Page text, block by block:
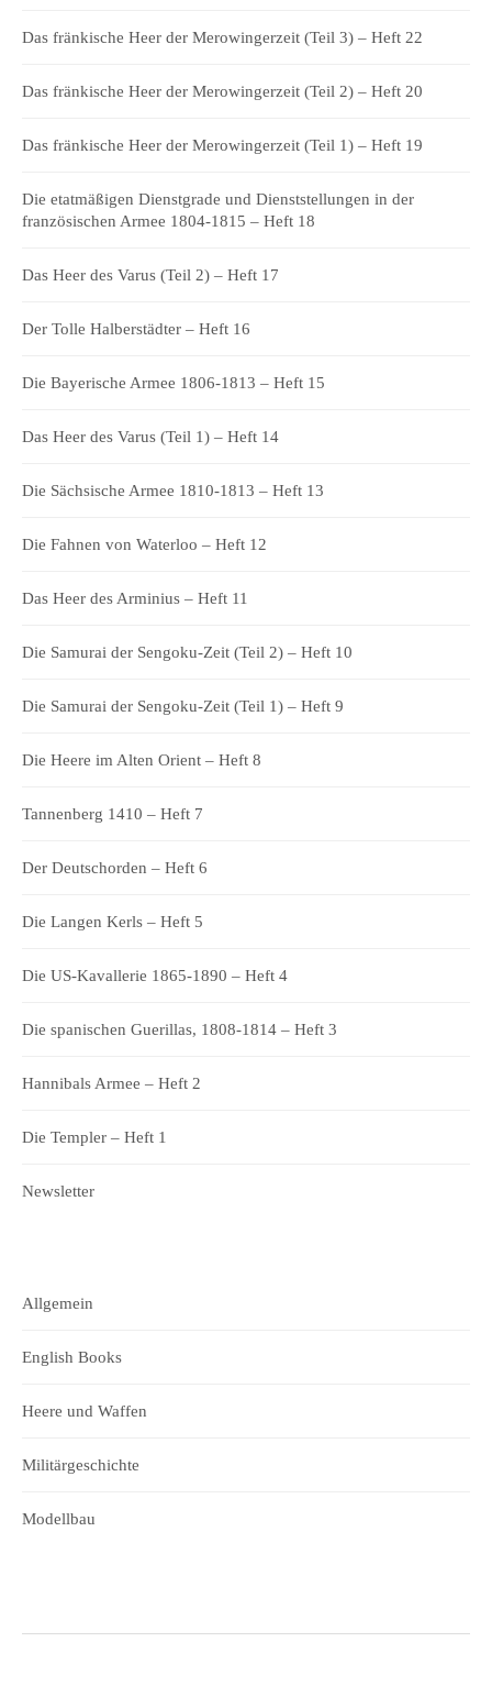
Das fränkische Heer der Merowingerzeit (Teil 3) – Heft 22
Das fränkische Heer der Merowingerzeit (Teil 2) – Heft 20
Das fränkische Heer der Merowingerzeit (Teil 1) – Heft 19
Die etatmäßigen Dienstgrade und Dienststellungen in der
französischen Armee 1804-1815 – Heft 18
Das Heer des Varus (Teil 2) – Heft 17
Der Tolle Halberstädter – Heft 16
Die Bayerische Armee 1806-1813 – Heft 15
Das Heer des Varus (Teil 1) – Heft 14
Die Sächsische Armee 1810-1813 – Heft 13
Die Fahnen von Waterloo – Heft 12
Das Heer des Arminius – Heft 11
Die Samurai der Sengoku-Zeit (Teil 2) – Heft 10
Die Samurai der Sengoku-Zeit (Teil 1) – Heft 9
Die Heere im Alten Orient – Heft 8
Tannenberg 1410 – Heft 7
Der Deutschorden – Heft 6
Die Langen Kerls – Heft 5
Die US-Kavallerie 1865-1890 – Heft 4
Die spanischen Guerillas, 1808-1814 – Heft 3
Hannibals Armee – Heft 2
Die Templer – Heft 1
Newsletter
Allgemein
English Books
Heere und Waffen
Militärgeschichte
Modellbau